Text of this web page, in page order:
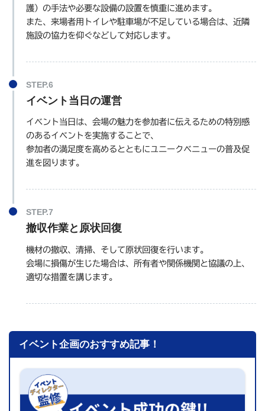
護）の手法や必要な設備の設置を慎重に進めます。
また、来場者用トイレや駐車場が不足している場合は、近隣
施設の協力を仰ぐなどして対応します。
イベント当日の運営
イベント当日は、会場の魅力を参加者に伝えるための特別感
のあるイベントを実施することで、
参加者の満足度を高めるとともにユニークベニューの普及促
進を図ります。
撤収作業と原状回復
機材の撤収、清掃、そして原状回復を行います。
会場に損傷が生じた場合は、所有者や関係機関と協議の上、
適切な措置を講じます。
イベント企画のおすすめ記事！